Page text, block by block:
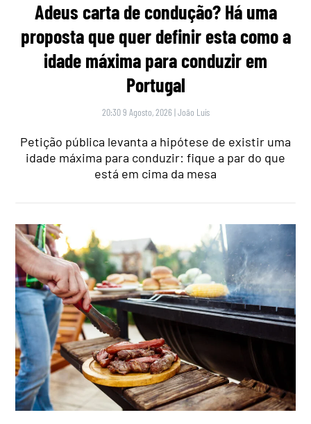
Adeus carta de condução? Há uma
proposta que quer definir esta como a
idade máxima para conduzir em
Portugal
20:30 9 Agosto, 2026 |João Luís
Petição pública levanta a hipótese de existir uma
idade máxima para conduzir: fique a par do que
está em cima da mesa